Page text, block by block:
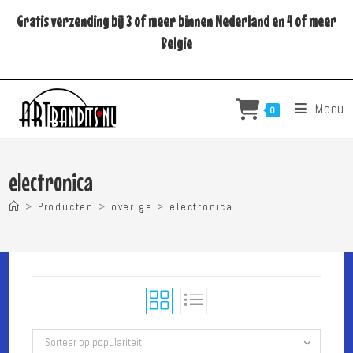
naarGratis verzending bij 3 of meer binnen Nederland en 4 of meer
Belgie
0 Menu
electronica
> Producten > overige > electronica
Sorteer op populariteit